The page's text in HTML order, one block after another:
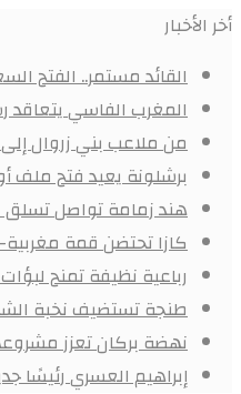
أخر الأخبار
القائد مستمر.. الفتح
المغرب الفاسي
من ملاعب بني زروال
برشلونة يعيد فتح ملف أوناحي.. و10 ملايين
هند زمامة تواصل
كازا تحتضن قمة
رباعية نظيفة تمنح
طنجة تستضيف نخبة
نهضة بركان تعزز
إبراهيم العسري رئيسًا